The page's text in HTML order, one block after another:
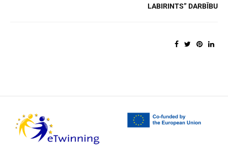
LABIRINTS” DARBĪBU